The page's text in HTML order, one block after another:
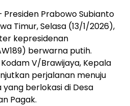
Presiden Prabowo Subianto
Timur, Selasa (13/1/2026),
kepresidenan
berwarna putih.
V/Brawijaya, Kepala
perjalanan menuju
yang berlokasi di Desa
Pagak.